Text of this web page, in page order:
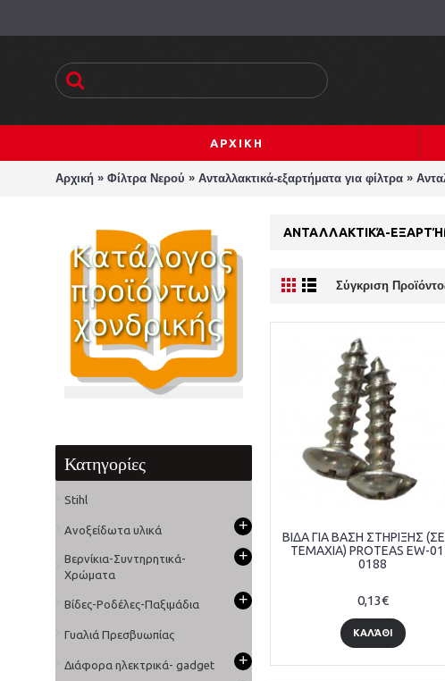
ΑΡΧΙΚΗ
Αρχική » Φίλτρα Νερού » Ανταλλακτικά-εξαρτήματα για φίλτρα »
Κατηγορίες
Stihl
Ανοξείδωτα υλικά +
Βερνίκια-Συντηρητικά-
Χρώματα
+
Βίδες-Ροδέλες-Παξιμάδια +
Γυαλιά Πρεσβυωπίας
Διάφορα ηλεκτρικά- gadget +
ΑΝΤΑΛΛΑΚΤΙΚΆ-
Σύγκριση
ΒΙΔΑ ΓΙΑ ΒΑΣΗ ΣΤΗΡΙΞΗΣ
ΤΕΜΑΧΙΑ) PROTEAS EW-
0188
0,13€
ΚΑΛΆΘΙ